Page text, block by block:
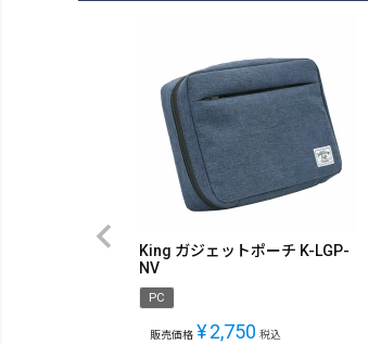
King ガジェットポーチ K-LGP-
NV
PC
販売価格 ¥2,750 税込